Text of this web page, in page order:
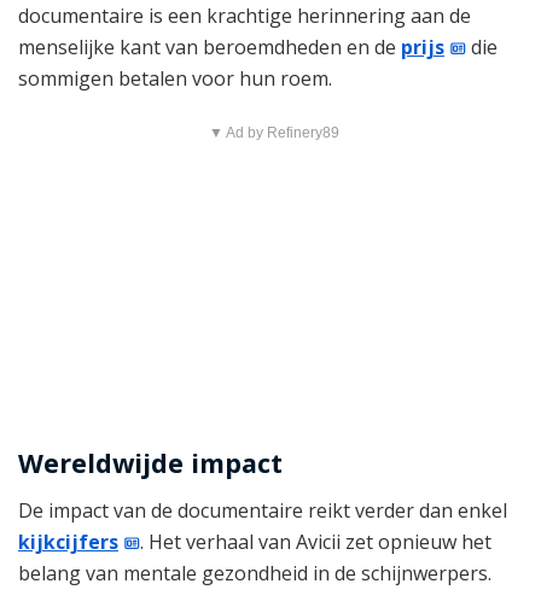
documentaire is een krachtige herinnering aan de
menselijke kant van beroemdheden en de prijs
die
sommigen betalen voor hun roem.
▼ Ad by Refinery89
Wereldwijde impact
De impact van de documentaire reikt verder dan enkel
kijkcijfers
. Het verhaal van Avicii zet opnieuw het
belang van mentale gezondheid in de schijnwerpers.